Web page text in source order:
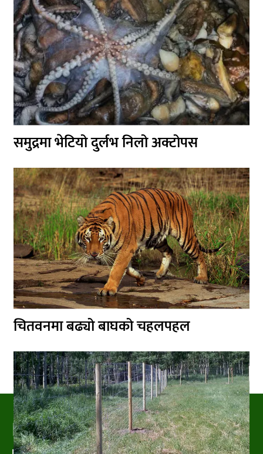
समुद्रमा भेटियो दुर्लभ निलो अक्टोपस
चितवनमा बढ्यो बाघको चहलपहल
PRAKRITIPRESS